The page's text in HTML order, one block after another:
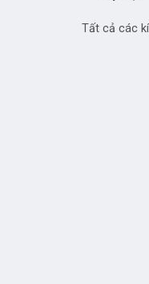
Tất cả các